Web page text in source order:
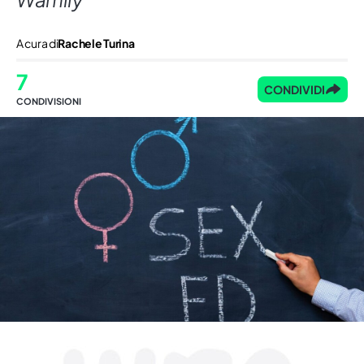
A cura diRachele Turina
7
CONDIVISIONI
CONDIVIDI